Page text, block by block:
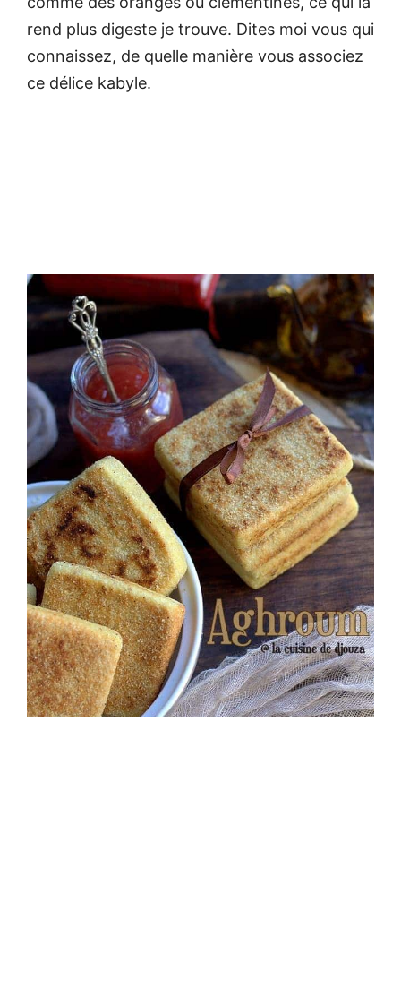
rend plus digeste je trouve. Dites moi vous qui
connaissez, de quelle manière vous associez
ce délice kabyle.